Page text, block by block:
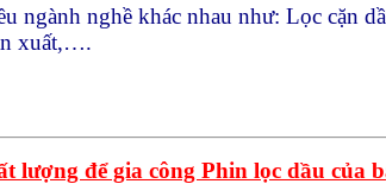
ngành nghề khác nhau như: Lọc cặn
xuất,….
lượng để gia công Phin lọc dầu của